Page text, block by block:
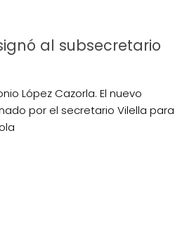
al subsecretario
López Cazorla. El nuevo
por el secretario Vilella para